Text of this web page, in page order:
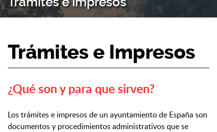
Trámites e Impresos
¿Qué son y para que sirven?
Los trámites e impresos de un ayuntamiento de España son
documentos y procedimientos administrativos que se